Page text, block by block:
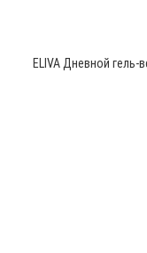
ELIVA Дневной гель-